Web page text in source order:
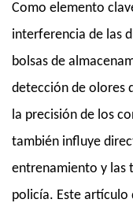
Como elemento
interferencia de las
bolsas de
detección de olores
la precisión de los
también influye
entrenamiento y las
policía. Este artículo